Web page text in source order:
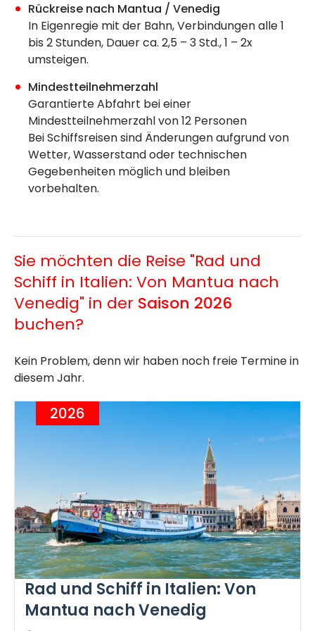
Rückreise nach Mantua / Venedig
In Eigenregie mit der Bahn, Verbindungen alle 1
bis 2 Stunden, Dauer ca. 2,5 – 3 Std., 1 – 2x
umsteigen.
Mindestteilnehmerzahl
Garantierte Abfahrt bei einer
Mindestteilnehmerzahl von 12 Personen
Bei Schiffsreisen sind Änderungen aufgrund von
Wetter, Wasserstand oder technischen
Gegebenheiten möglich und bleiben
vorbehalten.
Sie möchten die Reise "Rad und
Schiff in Italien: Von Mantua nach
Venedig" in der Saison 2026
buchen?
Kein Problem, denn wir haben noch freie Termine in
diesem Jahr.
2026
Rad und Schiff in Italien: Von
Mantua nach Venedig